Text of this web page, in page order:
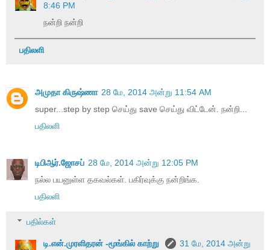
8:46 PM
நன்றி நன்றி
பதிலளி
அமுதா கிருஷ்ணா 28 மே, 2014 அன்று 11:54 AM
super...step by step செய்து save செய்து விட்டேன். நன்றி...
பதிலளி
டிபிஆர்.ஜோசப் 28 மே, 2014 அன்று 12:05 PM
நல்ல பயனுள்ள தகவல்கள். பகிர்வுக்கு நன்றிங்க.
பதிலளி
பதில்கள்
டி.என்.முரளிதரன் -மூங்கில் காற்று
31 மே, 2014 அன்று